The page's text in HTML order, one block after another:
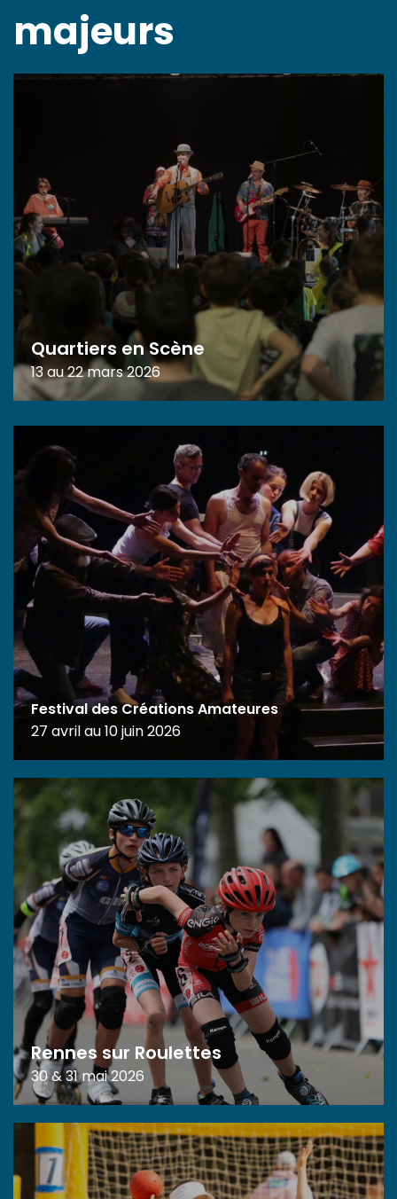
majeurs
Quartiers en Scène
13 au 22 mars 2026
Festival des Créations Amateures
27 avril au 10 juin 2026
Rennes sur Roulettes
30 & 31 mai 2026